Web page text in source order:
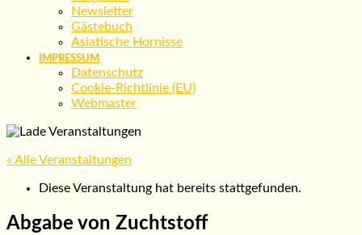
Newsletter
Gästebuch
Asiatische Hornisse
IMPRESSUM
Datenschutz
Cookie-Richtlinie (EU)
Webmaster
« Alle Veranstaltungen
Diese Veranstaltung hat bereits stattgefunden.
Abgabe von Zuchtstoff